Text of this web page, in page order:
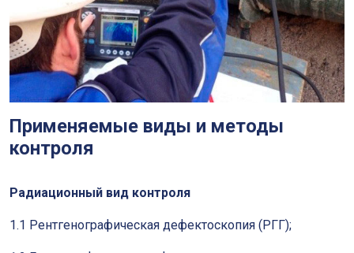
Применяемые виды и методы
контроля
Радиационный вид контроля
1.1 Рентгенографическая дефектоскопия (РГГ);